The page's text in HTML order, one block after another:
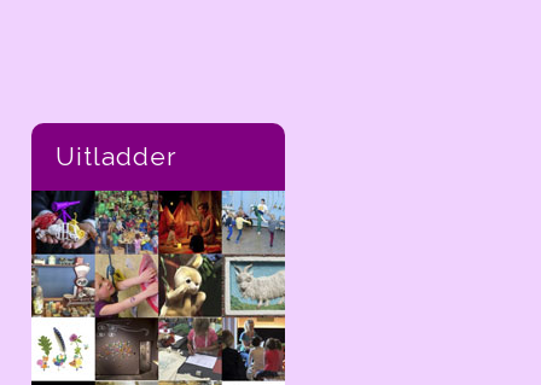
Uitladder